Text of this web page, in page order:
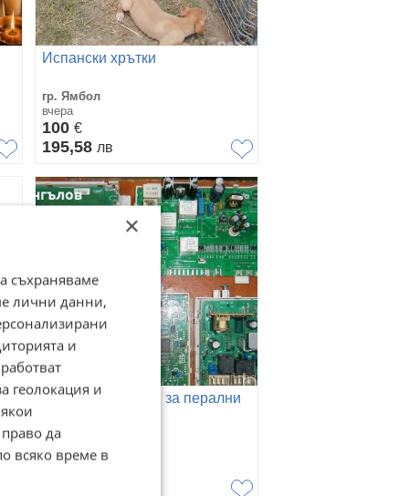
Испански хрътки
гр. Ямбол
вчера
100 €
195,58 лв
Ремонт на платки за перални
гр. Русе, Център
днес
Договаряне
×
съхраняваме
лични данни,
и
геолокация и
да
всяко време в